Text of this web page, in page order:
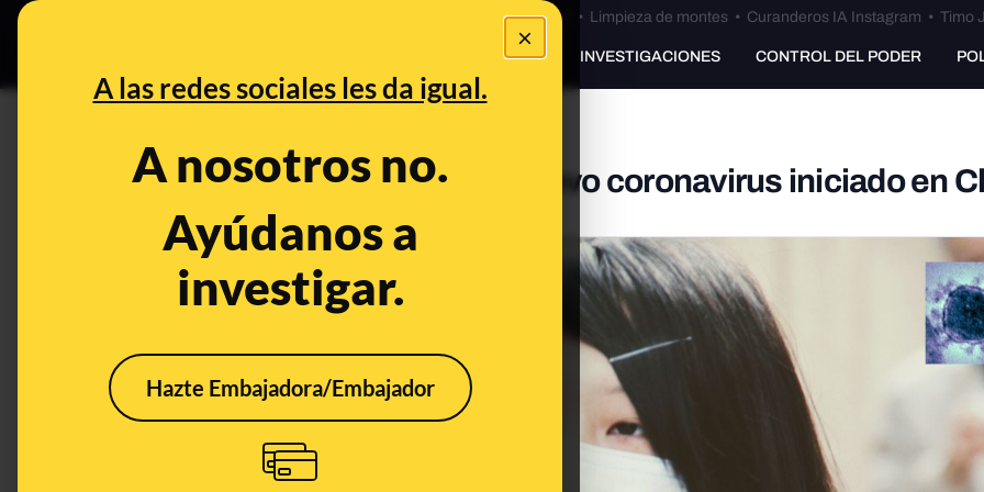
×
A las redes sociales les da igual.
A nosotros no.
Ayúdanos a
investigar.
Hazte Embajadora/Embajador
Bulos Ceuta • Limpieza de montes• Curanderos IA Instagram • Timo
PREBUNKING INVESTIGACIONES CONTROL DEL PODER
¿Qué sabemos del brote de un nuevo coronavirus iniciado en
Jan 23, 2020, 9:03:03 AM